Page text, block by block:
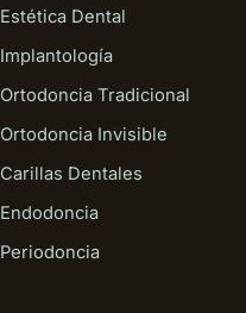
Estética Dental
Implantología
Ortodoncia Tradicional
Ortodoncia Invisible
Carillas Dentales
Endodoncia
Periodoncia